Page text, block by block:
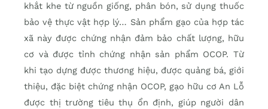
khắt khe từ nguồn giống, phân bón, sử dụng thuốc
bảo vệ thực vật hợp lý… Sản phẩm gạo của hợp tác
xã này được chứng nhận đảm bảo chất lượng, hữu
cơ và được tỉnh chứng nhận sản phẩm OCOP. Từ
khi tạo dựng được thương hiệu, được quảng bá, giới
thiệu, đặc biệt chứng nhận OCOP, gạo hữu cơ An Lỗ
được thị trường tiêu thụ ổn định, giúp người dân